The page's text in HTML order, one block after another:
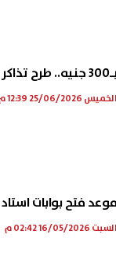
المشجعين في العاصمة الإدارية الجديدة
الخميس 25/06/2026 12:39 م
موعد فتح بوابات
السبت 16/05/2026 02:42 م